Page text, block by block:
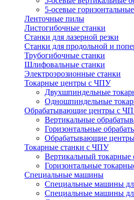
5-осевые
Ленточные пилы
Листогибочные станки
Станки для лазерной резки
Станки для продольной и
Трубогибочные станки
Шлифовальные станки
Электроэрозионные станки
Токарные центры с ЧПУ
Двухшпиндельные
Одношпиндельные
Обрабатывающие центры с
Вертикальные
Горизонтальные
Обрабатывающие
Токарные станки с ЧПУ
Вертикальный
Горизонтальные
Специальные машины
Специальные машины
Специальные машины